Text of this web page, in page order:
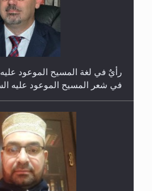
حفل توزيع الشهادات في الجامعة
في شعر المسيح الموعود عليه